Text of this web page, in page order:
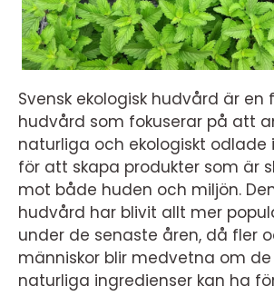
Svensk ekologisk hudvård är en
hudvård som fokuserar på att
naturliga och ekologiskt odlade
för att skapa produkter som är
mot både huden och miljön.
hudvård har blivit allt mer
under de senaste åren, då fler
människor blir medvetna om
naturliga ingredienser kan ha